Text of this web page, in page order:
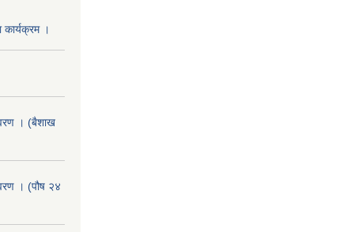
।
। (बैशाख
। (पौष २४